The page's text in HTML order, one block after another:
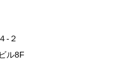
‐２
ル8F